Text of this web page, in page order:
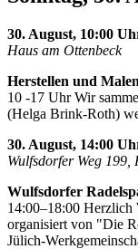
30. August, 10:00
Haus am Ottenbeck
Herstellen und
10 -17 Uhr Wir
(Helga Brink-Roth)
30. August, 14:00
Wulfsdorfer Weg 199,
Wulfsdorfer
14:00–18:00 Herzlich
organisiert von "Die
Jülich-